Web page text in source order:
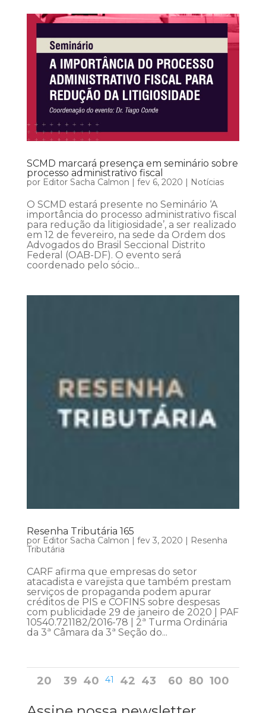
SCMD marcará presença em seminário sobre
processo administrativo fiscal
por Editor Sacha Calmon | fev 6, 2020 | Notícias
O SCMD estará presente no Seminário ‘A
importância do processo administrativo fiscal
para redução da litigiosidade’, a ser realizado
em 12 de fevereiro, na sede da Ordem dos
Advogados do Brasil Seccional Distrito
Federal (OAB-DF). O evento será
coordenado pelo sócio...
Resenha Tributária 165
por Editor Sacha Calmon | fev 3, 2020 | Resenha
Tributária
CARF afirma que empresas do setor
atacadista e varejista que também prestam
serviços de propaganda podem apurar
créditos de PIS e COFINS sobre despesas
com publicidade 29 de janeiro de 2020 | PAF
10540.721182/2016-78 | 2ª Turma Ordinária
da 3ª Câmara da 3ª Seção do...
20 39 40 41 42 43 60 80 100